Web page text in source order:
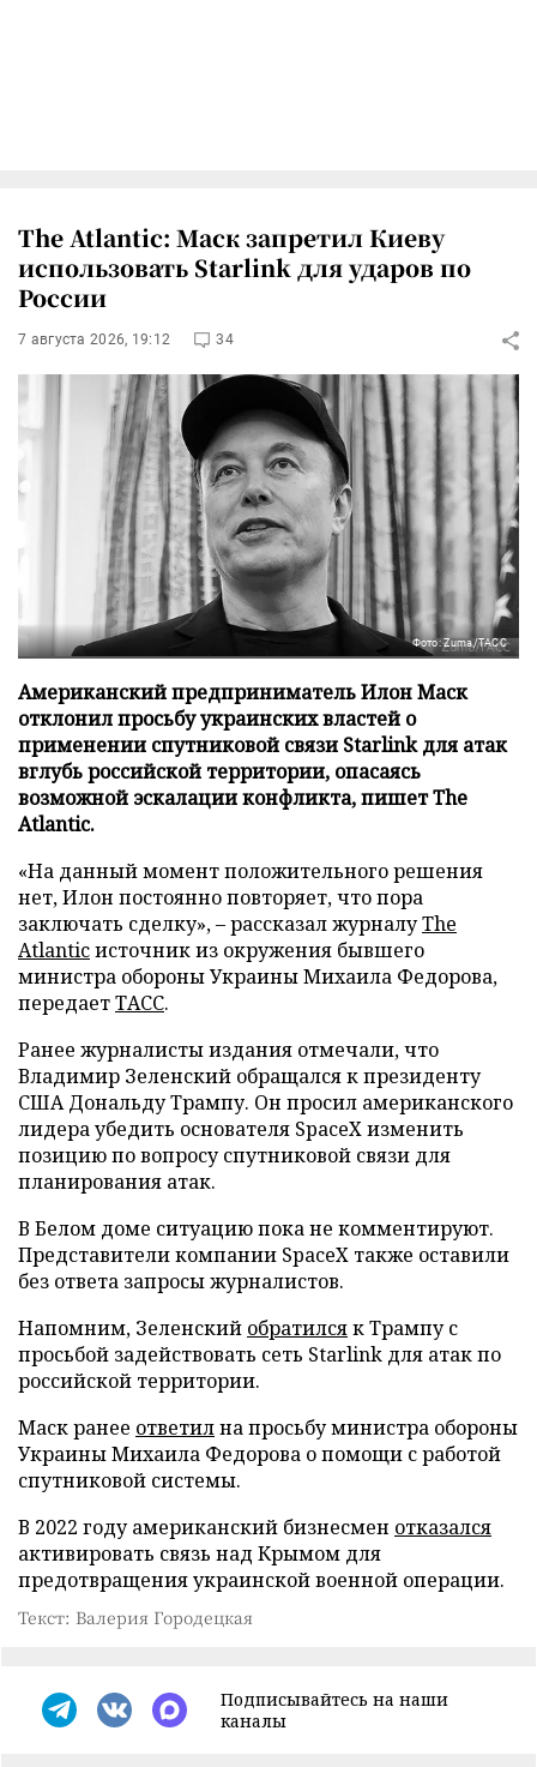
The Atlantic: Маск запретил Киеву
использовать Starlink для ударов по
России
7 августа 2026, 19:12 34
Фото: Zuma/ТАСС
Американский предприниматель Илон Маск
отклонил просьбу украинских властей о
применении спутниковой связи Starlink для атак
вглубь российской территории, опасаясь
возможной эскалации конфликта, пишет The
Atlantic.
«На данный момент положительного решения
нет, Илон постоянно повторяет, что пора
заключать сделку», – рассказал журналуThe
Atlanticисточник из окружения бывшего
министра обороны Украины Михаила Федорова,
передаетТАСС.
Ранее журналисты издания отмечали, что
Владимир Зеленский обращался к президенту
США Дональду Трампу. Он просил американского
лидера убедить основателя SpaceX изменить
позицию по вопросу спутниковой связи для
планирования атак.
В Белом доме ситуацию пока не комментируют.
Представители компании SpaceX также оставили
без ответа запросы журналистов.
Напомним, Зеленский обратилсяк Трампу с
просьбой задействовать сеть Starlink для атак по
российской территории.
Маск ранее ответилна просьбу министра обороны
Украины Михаила Федорова о помощи с работой
спутниковой системы.
В 2022 году американский бизнесмен отказался
активировать связь над Крымом для
предотвращения украинской военной операции.
Текст: Валерия Городецкая
Подписывайтесь на наши
каналы